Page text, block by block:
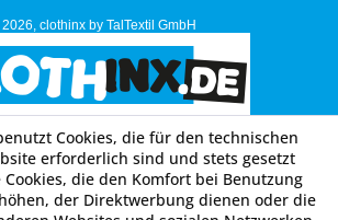
clothinx by TalTextil GmbH
Cookies, die für den technischen
erforderlich sind und stets gesetzt
die den Komfort bei Benutzung
der Direktwerbung dienen oder die